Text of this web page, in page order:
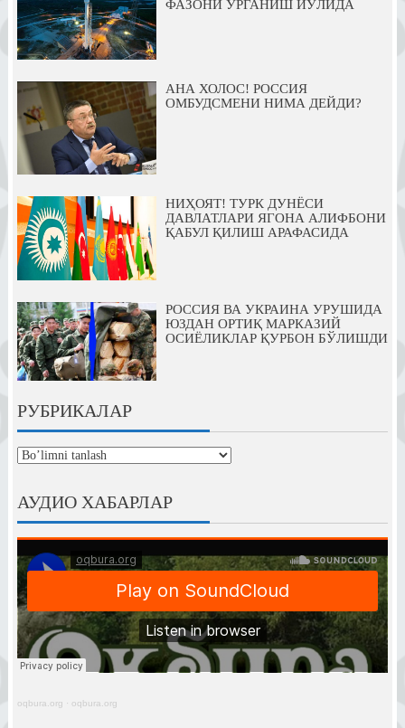
ФАЗОНИ ЎРГАНИШ ЙЎЛИДА
АНА ХОЛОС! РОССИЯ
ОМБУДСМЕНИ НИМА ДЕЙДИ?
НИҲОЯТ! ТУРК ДУНЁСИ
ДАВЛАТЛАРИ ЯГОНА АЛИФБОНИ
ҚАБУЛ ҚИЛИШ АРАФАСИДА
РОССИЯ ВА УКРАИНА УРУШИДА
ЮЗДАН ОРТИҚ МАРКАЗИЙ
ОСИЁЛИКЛАР ҚУРБОН БЎЛИШДИ
РУБРИКАЛАР
рубрикалар
АУДИО ХАБАРЛАР
oqbura.org · oqbura.org